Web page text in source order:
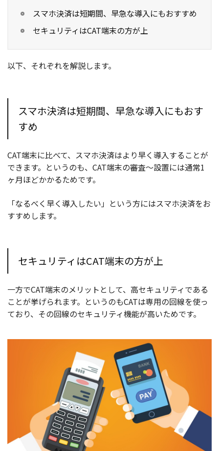
スマホ決済は短期間、早急な導入にもおすすめ
セキュリティはCAT端末の方が上
以下、それぞれを解説します。
スマホ決済は短期間、早急な導入にもおす
すめ
CAT端末に比べて、スマホ決済はより早く導入することが
できます。というのも、CAT端末の審査〜設置には通常1
ヶ月ほどかかるためです。
「なるべく早く導入したい」という方にはスマホ決済をお
すすめします。
セキュリティはCAT端末の方が上
一方でCAT端末のメリットとして、高セキュリティである
ことが挙げられます。というのもCATは専用の回線を使っ
ており、その回線のセキュリティ機能が高いためです。